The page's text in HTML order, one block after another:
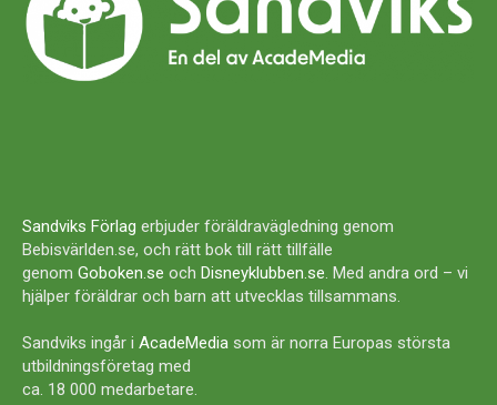
Sandviks Förlag erbjuder föräldravägledning genom
Bebisvärlden.se, och rätt bok till rätt tillfälle
genom Goboken.se och Disneyklubben.se. Med andra ord – vi
hjälper föräldrar och barn att utvecklas tillsammans.
Sandviks ingår i AcadeMedia som är norra Europas största
utbildningsföretag med
ca. 18 000 medarbetare.